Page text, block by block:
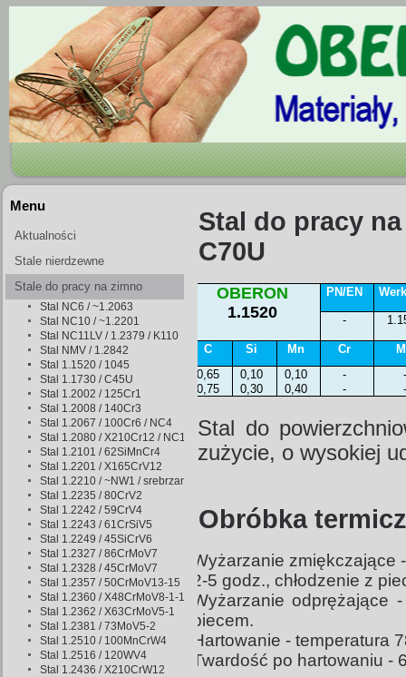
Menu
Aktualności
Stale nierdzewne
Stale do pracy na zimno
Stal NC6 / ~1.2063
Stal NC10 / ~1.2201
Stal NC11LV / 1.2379 / K110
Stal NMV / 1.2842
Stal 1.1520 / 1045
Stal 1.1730 / C45U
Stal 1.2002 / 125Cr1
Stal 1.2008 / 140Cr3
Stal 1.2067 / 100Cr6 / NC4
Stal 1.2080 / X210Cr12 / NC11
Stal 1.2101 / 62SiMnCr4
Stal 1.2201 / X165CrV12
Stal 1.2210 / ~NW1 / srebrzanka
Stal 1.2235 / 80CrV2
Stal 1.2242 / 59CrV4
Stal 1.2243 / 61CrSiV5
Stal 1.2249 / 45SiCrV6
Stal 1.2327 / 86CrMoV7
Stal 1.2328 / 45CrMoV7
Stal 1.2357 / 50CrMoV13-15
Stal 1.2360 / X48CrMoV8-1-1
Stal 1.2362 / X63CrMoV5-1
Stal 1.2381 / 73MoV5-2
Stal 1.2510 / 100MnCrW4
Stal 1.2516 / 120WV4
Stal 1.2436 / X210CrW12
Stal do pracy
C70U
OBERON
1.1520
PN/EN
-
C Si Mn Cr
0,65
0,75
0,10
0,30
0,10
0,40
-
-
-
-
Stal do
zużycie, o wysokiej
Obróbka
Wyżarzanie zmiękczające
2-5 godz., chłodzenie z
Wyżarzanie odprężające
piecem.
Hartowanie - temperatura
Twardość po hartowaniu -